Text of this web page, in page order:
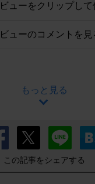
ューをクリップして
ューのコメントを見
もっと見る
この記事をシェアする